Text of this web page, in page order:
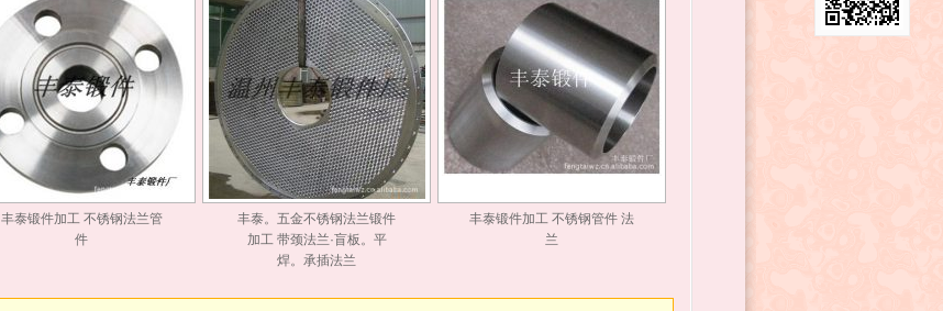
丰泰锻件加工 不锈钢法兰管
件
丰泰。五金不锈钢法兰锻件
加工 带颈法兰·盲板。平
焊。承插法兰
丰泰锻件加工 不锈钢管件 法
兰